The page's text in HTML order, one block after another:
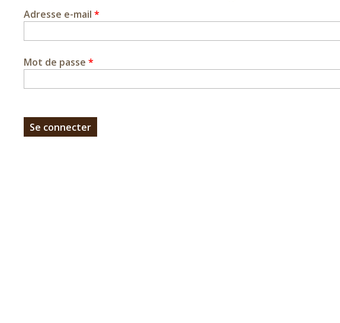
Adresse e-mail *
Mot de passe *